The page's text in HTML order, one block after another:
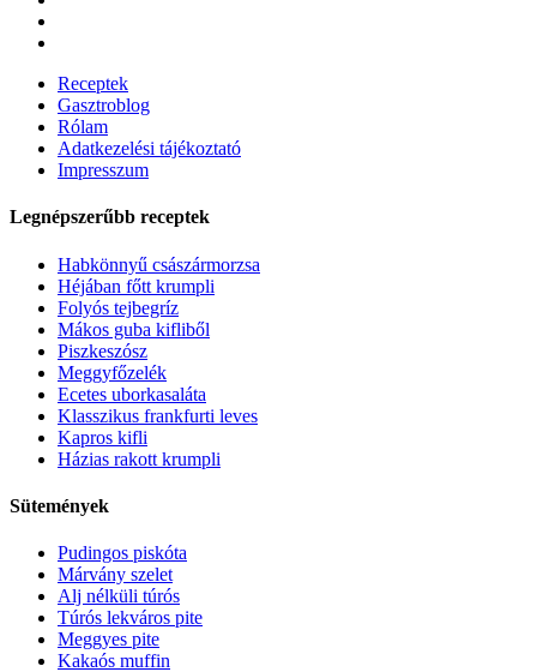
Receptek
Gasztroblog
Rólam
Adatkezelési tájékoztató
Impresszum
Legnépszerűbb receptek
Habkönnyű császármorzsa
Héjában főtt krumpli
Folyós tejbegríz
Mákos guba kifliből
Piszkeszósz
Meggyfőzelék
Ecetes uborkasaláta
Klasszikus frankfurti leves
Kapros kifli
Házias rakott krumpli
Sütemények
Pudingos piskóta
Márvány szelet
Alj nélküli túrós
Túrós lekváros pite
Meggyes pite
Kakaós muffin